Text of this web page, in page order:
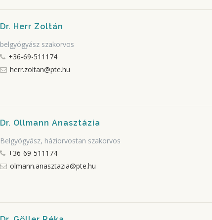
Dr. Herr Zoltán
belgyógyász szakorvos
+36-69-511174
herr.zoltan@pte.hu
Dr. Ollmann Anasztázia
Belgyógyász, háziorvostan szakorvos
+36-69-511174
olmann.anasztazia@pte.hu